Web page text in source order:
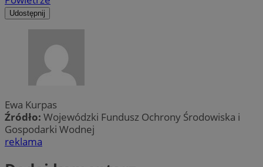
Udostępnij
Ewa Kurpas
Źródło: Wojewódzki Fundusz Ochrony Środowiska i
Gospodarki Wodnej
reklama